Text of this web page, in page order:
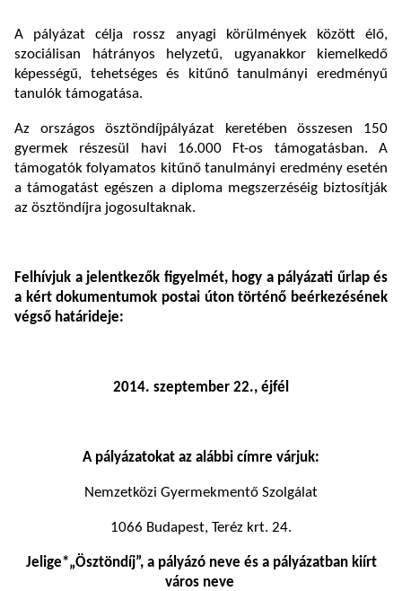
A pályázat célja rossz anyagi körülmények között élő,
szociálisan hátrányos helyzetű, ugyanakkor kiemelkedő
képességű, tehetséges és kitűnő tanulmányi eredményű
tanulók támogatása.
Az országos ösztöndíjpályázat keretében összesen 150
gyermek részesül havi 16.000 Ft-os támogatásban. A
támogatók folyamatos kitűnő tanulmányi eredmény esetén
a támogatást egészen a diploma megszerzéséig biztosítják
az ösztöndíjra jogosultaknak.
Felhívjuk a jelentkezők figyelmét, hogy a pályázati űrlap és
a kért dokumentumok postai úton történő beérkezésének
végső határideje:
2014. szeptember 22., éjfél
A pályázatokat az alábbi címre várjuk:
Nemzetközi Gyermekmentő Szolgálat
1066 Budapest, Teréz krt. 24.
Jelige*„Ösztöndíj”, a pályázó neve és a pályázatban kiírt
város neve